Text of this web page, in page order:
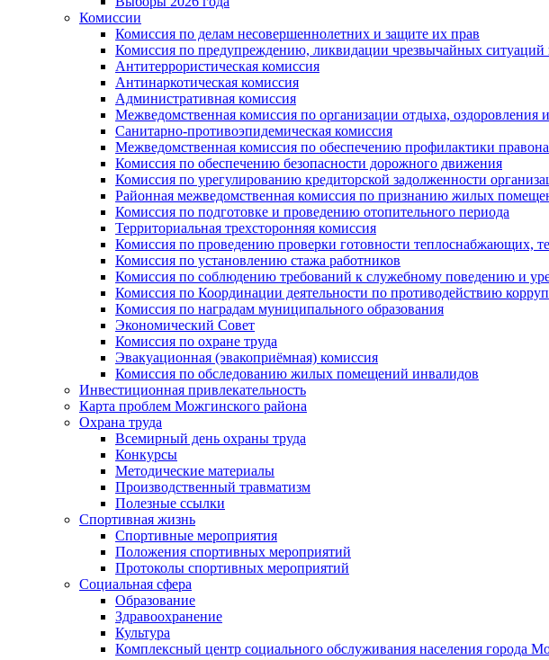
Комиссии
Комиссия по делам несовершеннолетних и защите их прав
Комиссия по предупреждению, ликвидации чрезвычайных ситуаций
Антитеррористическая комиссия
Антинаркотическая комиссия
Административная комиссия
Межведомственная комиссия по организации отдыха, оздоровления
Санитарно-противоэпидемическая комиссия
Межведомственная комиссия по обеспечению профилактики
Комиссия по обеспечению безопасности дорожного движения
Комиссия по урегулированию кредиторской задолженности
Районная межведомственная комиссия по признанию жилых
Комиссия по подготовке и проведению отопительного периода
Территориальная трехсторонняя комиссия
Комиссия по проведению проверки готовности теплоснабжающих,
Комиссия по установлению стажа работников
Комиссия по соблюдению требований к служебному поведению и
Комиссия по Координации деятельности по противодействию
Комиссия по наградам муниципального образования
Экономический Совет
Комиссия по охране труда
Эвакуационная (эвакоприёмная) комиссия
Комиссия по обследованию жилых помещений инвалидов
Инвестиционная привлекательность
Карта проблем Можгинского района
Охрана труда
Всемирный день охраны труда
Конкурсы
Методические материалы
Производственный травматизм
Полезные ссылки
Спортивная жизнь
Спортивные мероприятия
Положения спортивных мероприятий
Протоколы спортивных мероприятий
Социальная сфера
Образование
Здравоохранение
Культура
Комплексный центр социального обслуживания населения города